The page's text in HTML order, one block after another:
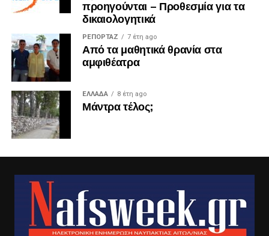
προηγούνται – Προθεσμία για τα
δικαιολογητικά
ΡΕΠΟΡΤΑΖ 7 έτη ago
Από τα μαθητικά θρανία στα
αμφιθέατρα
ΕΛΛΑΔΑ 8 έτη ago
Μάντρα τέλος;